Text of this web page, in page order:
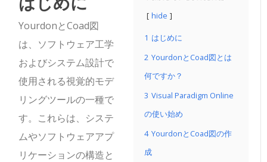
hide
1 はじめに
2 YourdonとCoad図とは
何ですか？
3 Visual Paradigm Online
の使い始め
4 YourdonとCoad図の作
成
YourdonとCoad図
は、ソフトウェア工学
およびシステム設計で
使用される視覚的モデ
リングツールの一種で
す。これらは、システ
ムやソフトウェアアプ
リケーションの構造と